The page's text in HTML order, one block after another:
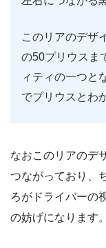
このリアのデザ
の50プリウスま
ィティの一つと
でプリウスとわ
なおこのリアのデ
つながっており、
ろがドライバーの
の妨げになります。